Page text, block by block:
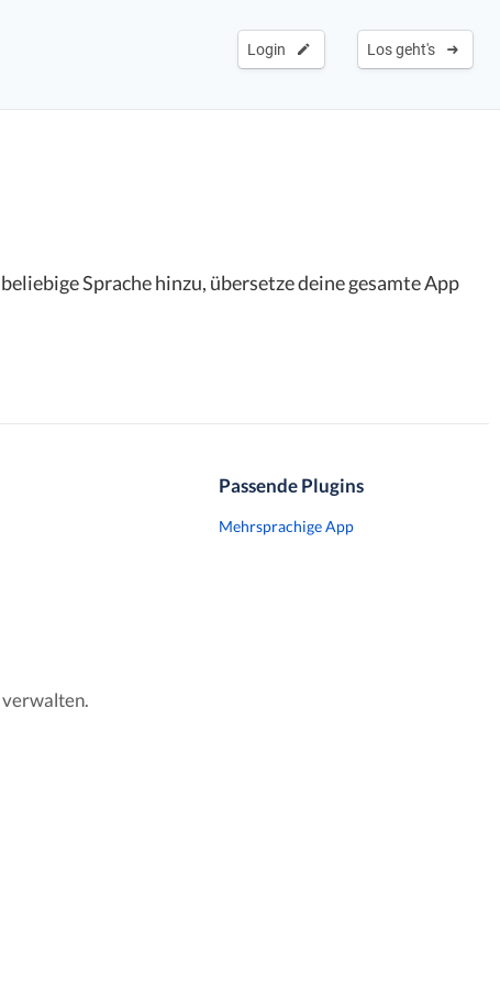
Los geht's
Login
Sprache hinzu, übersetze deine gesamte App
verwalten.
Passende Plugins
Mehrsprachige App